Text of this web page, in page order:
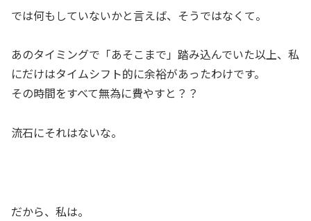
では何もしていないかと言えば、そうではなくて。
あのタイミングで「あそこまで」踏み込んでいた以上、私
にだけはタイムシフト的に余裕があったわけです。
その時間をすべて無為に費やすと？？
流石にそれはないな。
だから、私は。